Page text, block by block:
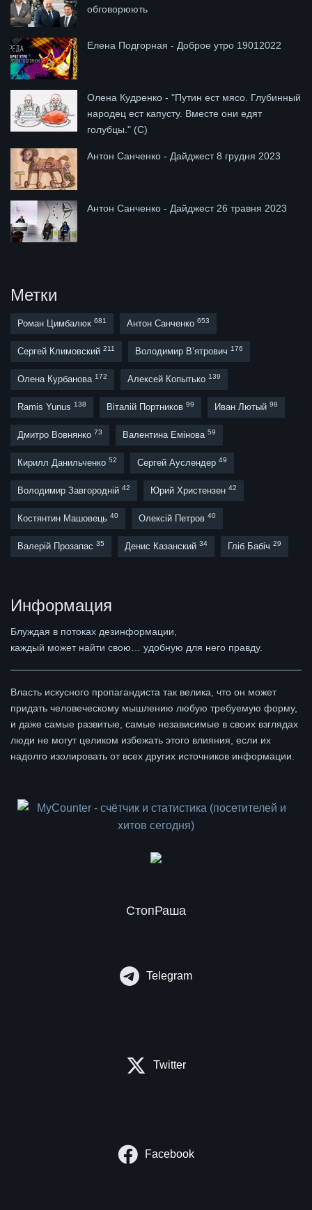
обговорюють
Елена Подгорная - Доброе утро 19012022
Олена Кудренко - "Путин ест мясо. Глубинный
народец ест капусту. Вместе они едят
голубцы." (С)
Антон Санченко - Дайджест 8 грудня 2023
Антон Санченко - Дайджест 26 травня 2023
Метки
Роман Цимбалюк 681 Антон Санченко 653
Сергей Климовский 211 Володимир В’ятрович 176
Олена Курбанова 172 Алексей Копытько 139
Ramis Yunus 138 Віталій Портников 99 Иван Лютый 98
Дмитро Вовнянко 73 Валентина Емінова 59
Кирилл Данильченко 52 Сергей Ауслендер 49
Володимир Завгородній 42 Юрий Христензен 42
Костянтин Машовець 40 Олексій Петров 40
Валерій Прозапас 35 Денис Казанский 34 Гліб Бабіч 29
Информация
Блуждая в потоках дезинформации,
каждый может найти свою… удобную для него правду.
Власть искусного пропагандиста так велика, что он может
придать человеческому мышлению любую требуемую форму,
и даже самые развитые, самые независимые в своих взглядах
люди не могут целиком избежать этого влияния, если их
надолго изолировать от всех других источников информации.
СтопРаша
Telegram
Twitter
Facebook